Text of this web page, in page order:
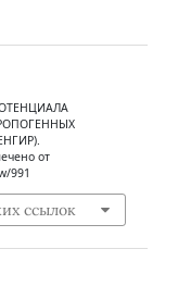
от
991
ссылок